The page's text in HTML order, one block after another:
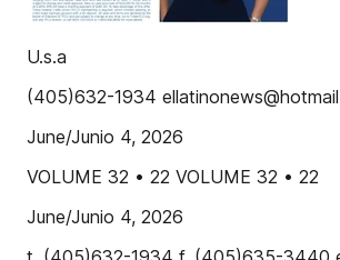
U.s.a
(405)632-1934
June/Junio 4, 2026
VOLUME 32 • 22 VOLUME 32 • 22
June/Junio 4, 2026